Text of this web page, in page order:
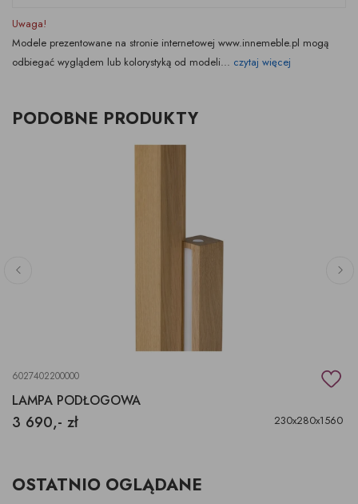
Uwaga!
Modele prezentowane na stronie internetowej www.innemeble.pl mogą
odbiegać wyglądem lub kolorystyką od modeli... czytaj więcej
PODOBNE PRODUKTY
6027402200000
LAMPA PODŁOGOWA
3 690,- zł 230x280x1560
OSTATNIO OGLĄDANE